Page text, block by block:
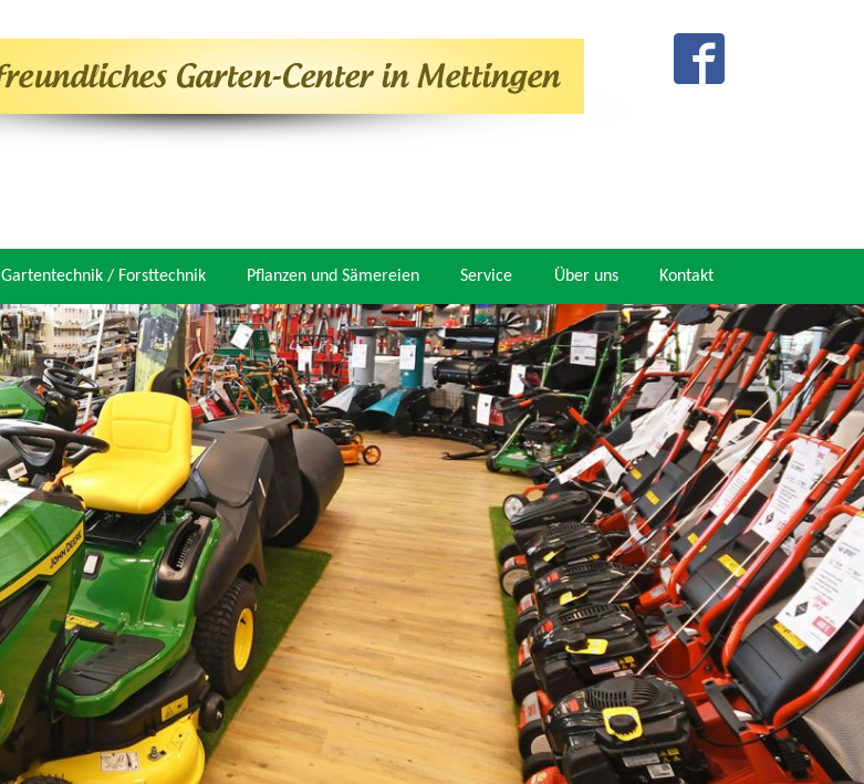
Gartentechnik / Forsttechnik Pflanzen und Sämereien Service Über uns Kontakt